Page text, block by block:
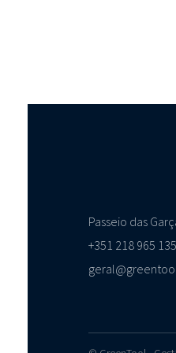
Passeio das
+351 218 965